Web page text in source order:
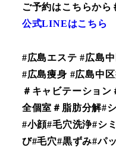
ご予約はこちらから
公式LINEはこちら
#広島エステ #広島
#広島痩身 #広島中
＃キャビテーショ
全個室＃脂肪分解#
#小顔#毛穴洗浄#シ
び#毛穴#黒ずみ#パ